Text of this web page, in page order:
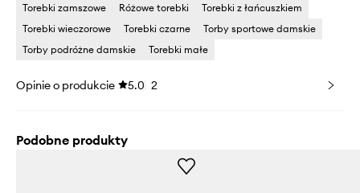
Torebki zamszowe
Różowe torebki
Torebki z łańcuszkiem
Torebki wieczorowe
Torebki czarne
Torby sportowe damskie
Torby podróżne damskie
Torebki małe
Opinie o produkcie 5.0 2
Podobne produkty